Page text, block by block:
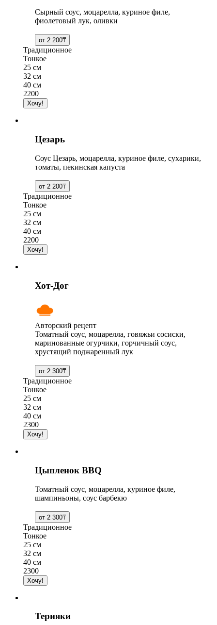
Сырный соус, моцарелла, куриное филе,
фиолетовый лук, оливки
Традиционное
Тонкое
25 см
32 см
40 см
2200
Цезарь
Соус Цезарь, моцарелла, куриное филе, сухарики,
томаты, пекинская капуста
Традиционное
Тонкое
25 см
32 см
40 см
2200
Хот-Дог
Авторский рецепт
Томатный соус, моцарелла, говяжьи сосиски,
маринованные огурчики, горчичный соус,
хрустящий поджаренный лук
Традиционное
Тонкое
25 см
32 см
40 см
2300
Цыпленок BBQ
Томатный соус, моцарелла, куриное филе,
шампиньоны, соус барбекю
Традиционное
Тонкое
25 см
32 см
40 см
2300
Терияки